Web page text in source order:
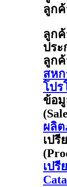
ลูก
ลูก
ประ
ลูก
สห
โป
ข้อ
ผลิต
เป
เป